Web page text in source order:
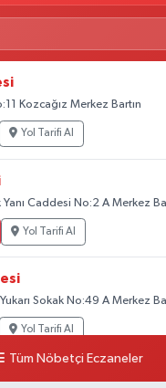
Kozcağız Merkez Bartın
Yol Tarifi Al
Caddesi No:2 A Merkez
Yol Tarifi Al
Sokak No:49 A Merkez
Yol Tarifi Al
Tüm Nöbetçi Eczaneler